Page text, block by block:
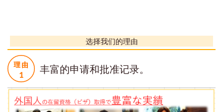
选择我们的理由
丰富的申请和批准记录。